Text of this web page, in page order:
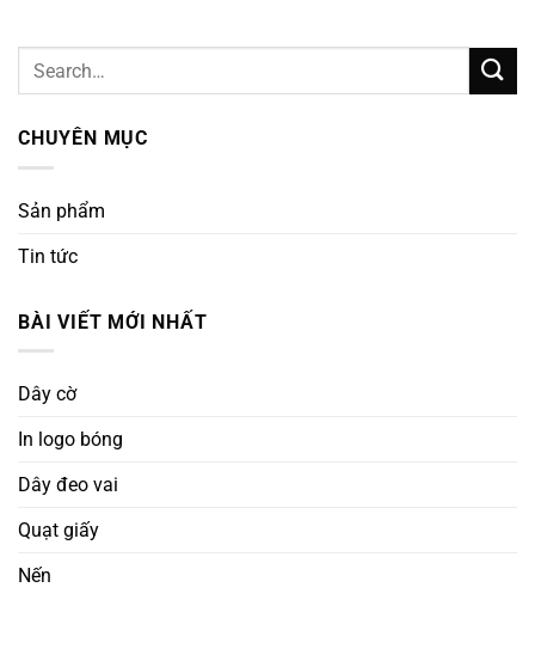
CHUYÊN MỤC
Sản phẩm
Tin tức
BÀI VIẾT MỚI NHẤT
Dây cờ
In logo bóng
Dây đeo vai
Quạt giấy
Nến